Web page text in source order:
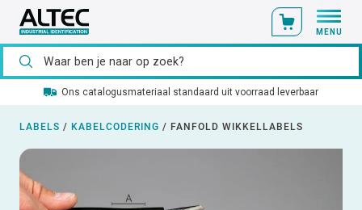
MENU
Ons catalogusmateriaal standaard uit voorraad leverbaar
LABELS / KABELCODERING / FANFOLD WIKKELLABELS